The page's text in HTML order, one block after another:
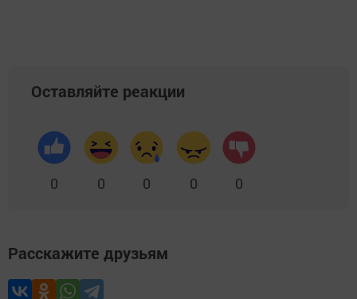
Оставляйте реакции
0 0 0 0 0
Расскажите друзьям